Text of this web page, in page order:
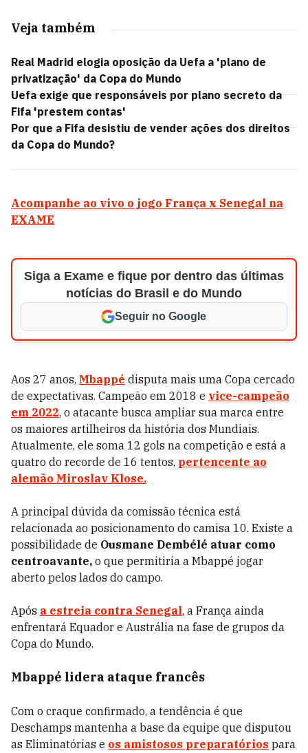
Veja também
Real Madrid elogia oposição da Uefa a 'plano de
privatização' da Copa do Mundo
Uefa exige que responsáveis por plano secreto da
Fifa 'prestem contas'
Por que a Fifa desistiu de vender ações dos direitos
da Copa do Mundo?
Acompanhe ao vivo o jogo França x Senegal na
EXAME
Siga a Exame e fique por dentro das últimas
notícias do Brasil e do Mundo
Seguir no Google
Aos 27 anos, Mbappé disputa mais uma Copa cercado
de expectativas. Campeão em 2018 e vice-campeão
em 2022, o atacante busca ampliar sua marca entre
os maiores artilheiros da história dos Mundiais.
Atualmente, ele soma 12 gols na competição e está a
quatro do recorde de 16 tentos, pertencente ao
alemão Miroslav Klose.
A principal dúvida da comissão técnica está
relacionada ao posicionamento do camisa 10. Existe a
possibilidade de Ousmane Dembélé atuar como
centroavante, o que permitiria a Mbappé jogar
aberto pelos lados do campo.
Após a estreia contra Senegal, a França ainda
enfrentará Equador e Austrália na fase de grupos da
Copa do Mundo.
Mbappé lidera ataque francês
Com o craque confirmado, a tendência é que
Deschamps mantenha a base da equipe que disputou
as Eliminatórias e os amistosos preparatórios para